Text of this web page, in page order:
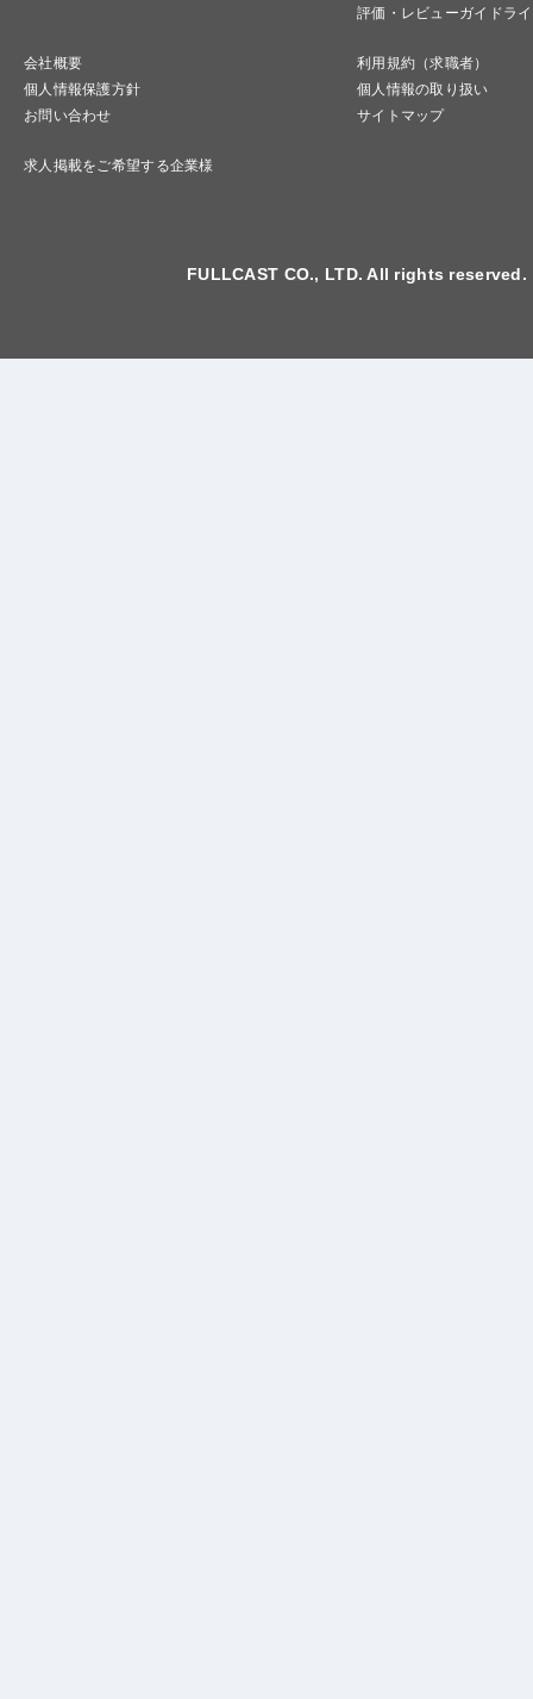
評価・レビューガイドラ
会社概要
利用規約（求職者）
個人情報保護方針
個人情報の取り扱い
お問い合わせ
サイトマップ
求人掲載をご希望する企業様
FULLCAST CO., LTD. All rights reserved.